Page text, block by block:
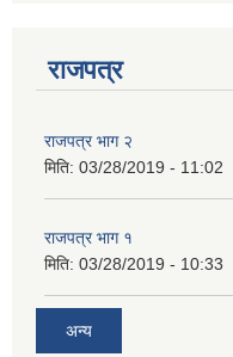
राजपत्र
राजपत्र भाग २
मिति: 03/28/2019 - 11:02
राजपत्र भाग १
मिति: 03/28/2019 - 10:33
अन्य